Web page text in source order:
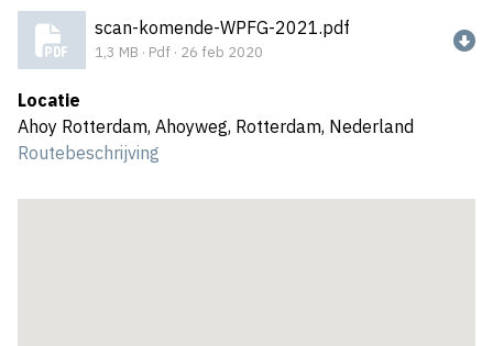
scan-komende-WPFG-2021.pdf
1,3 MB · Pdf · 26 feb 2020
Locatie
Ahoy Rotterdam, Ahoyweg, Rotterdam, Nederland
Routebeschrijving